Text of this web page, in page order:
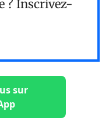
? Inscrivez-
sur